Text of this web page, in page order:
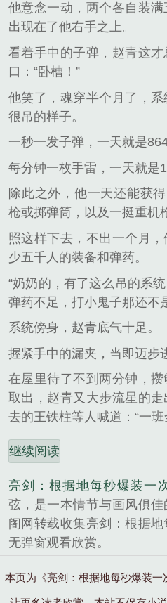
他意念一动，两个各自装
出现在了他右手之上。
看着手中的子弹，赵青这
口：“卧槽！”
他笑了，魂穿半个月了，
很吊的样子。
一秒一发子弹，一天就是
每分钟一枚手雷，一天就是
除此之外，他一天还能获
枪或掷弹筒，以及一挺重机
照这样下去，不出一个月
少五千人的装备和弹药。
“奶奶的，有了这么吊的系
弹药不足，打小鬼子那还不
系统傍身，赵青底气十足。
握紧手中的漏夹，当即迈步
在屋里待了不到两分钟，
取出，赵青又大步流星的
去的王铁柱等人喊道：“一班
继续阅读
亮剑：根据地每秒爆装一
弦，是一本情节与画风俱
阁网转载收集亮剑：根据地
无弹窗观看欣赏。
本页为《亮剑：根据地每秒爆装